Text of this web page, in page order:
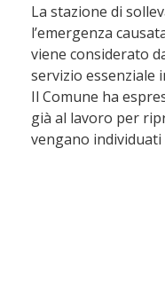
La stazione di
l’emergenza
viene considerato
servizio essenziale
Il Comune ha
già al lavoro per
vengano